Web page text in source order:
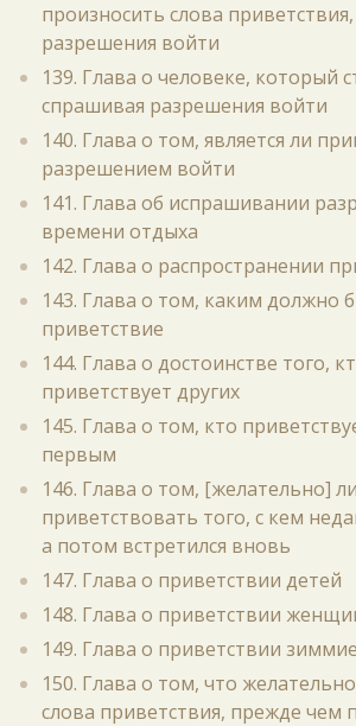
произносить слова
разрешения войти
139. Глава о человеке, который
спрашивая разрешения войти
140. Глава о том, является ли
разрешением войти
141. Глава об испрашивании
времени отдыха
142. Глава о распространении
143. Глава о том, каким должно
приветствие
144. Глава о достоинстве того,
приветствует других
145. Глава о том, кто
первым
146. Глава о том, [желательно]
приветствовать того, с кем
а потом встретился вновь
147. Глава о приветствии детей
148. Глава о приветствии
149. Глава о приветствии
150. Глава о том, что
слова приветствия, прежде чем